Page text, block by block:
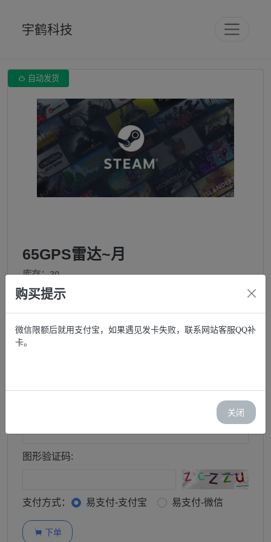
宇鹤科技
 自动发货
65GPS雷达~月
库存：30
价格：￥ 900.00
− +
图形验证码:
支付方式： 易支付-支付宝 易支付-微信
 下单
购买提示
微信限额后就用支付宝，如果遇见发卡失败，联系网站客服QQ补
卡。
关闭